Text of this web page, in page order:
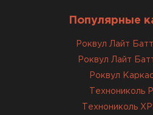
Популярные
Роквул Лайт
Роквул Лайт
Роквул
Технониколь
Технониколь